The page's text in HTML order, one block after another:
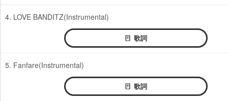
4. LOVE BANDITZ(Instrumental)
歌詞
5. Fanfare(Instrumental)
歌詞